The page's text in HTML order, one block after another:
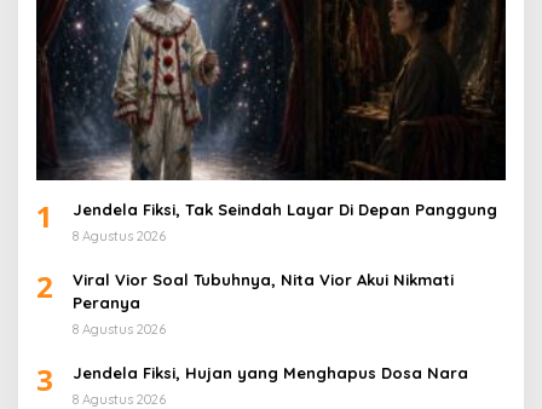
1 Jendela Fiksi, Tak Seindah Layar Di Depan Panggung
8 Agustus 2026
2
Viral Vior Soal Tubuhnya, Nita Vior Akui Nikmati
Peranya
8 Agustus 2026
3 Jendela Fiksi, Hujan yang Menghapus Dosa Nara
8 Agustus 2026